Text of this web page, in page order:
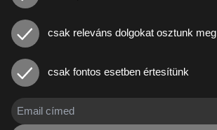
csak releváns dolgokat osztunk meg
csak fontos esetben értesítünk